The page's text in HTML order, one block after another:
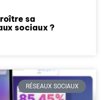
sa
sociaux ?
RÉSEAUX SOCIAUX